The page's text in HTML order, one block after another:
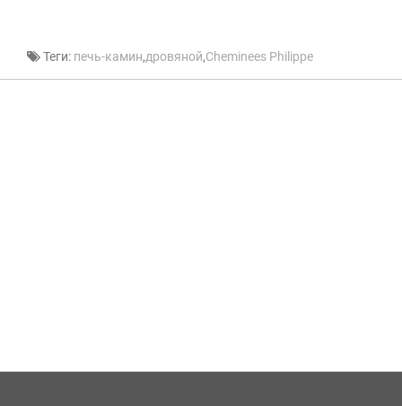
Теги: печь-камин,дровяной,Cheminees Philippe